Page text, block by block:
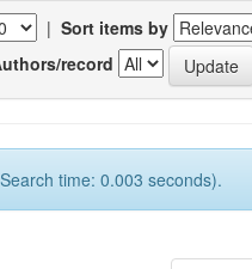
| Sort items by
record
time: 0.003 seconds).